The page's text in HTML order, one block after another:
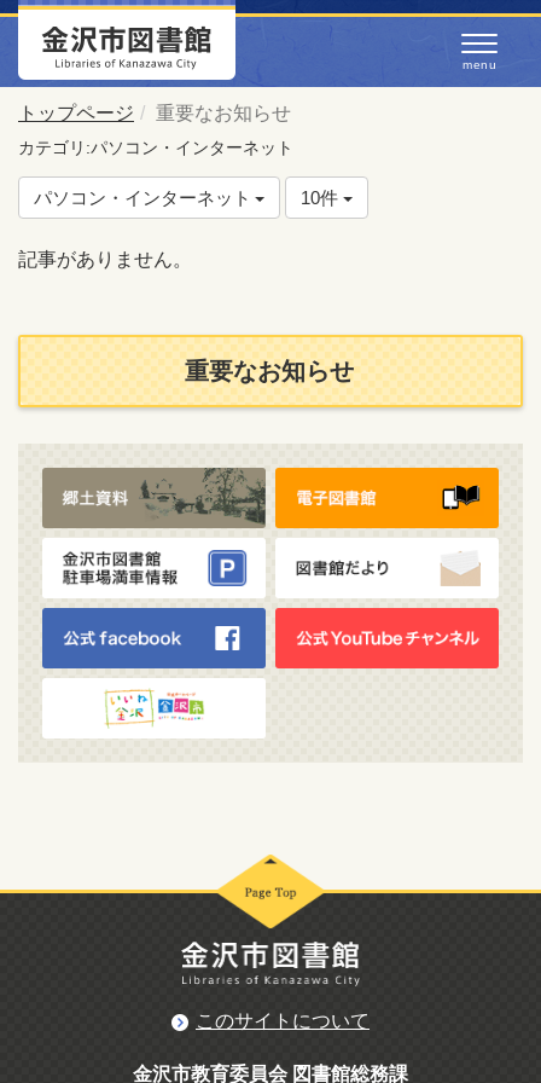
トップページ 重要なお知らせ
カテゴリ:パソコン・インターネット
パソコン・インターネット 10件
記事がありません。
重要なお知らせ
このサイトについて
金沢市教育委員会 図書館総務課